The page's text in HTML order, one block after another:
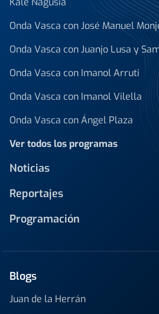
Onda Vasca con José Manuel
Onda Vasca con Juanjo Lusa y
Onda Vasca con Imanol Arruti
Onda Vasca con Imanol Vilella
Onda Vasca con Ángel Plaza
Ver todos los programas
Noticias
Reportajes
Programación
Blogs
Juan de la Herrán